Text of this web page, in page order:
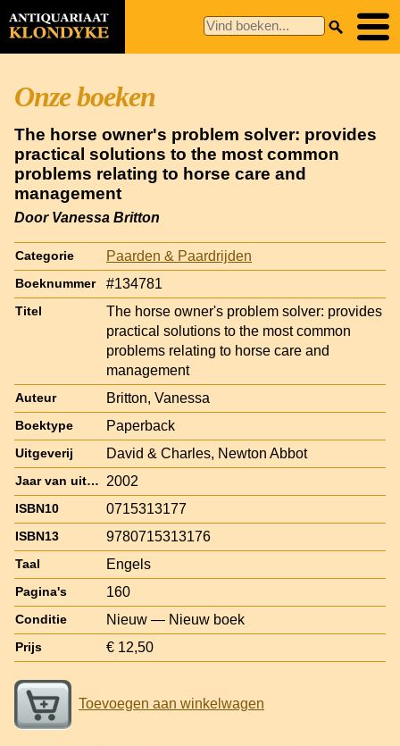
Onze boeken
The horse owner's problem solver: provides
practical solutions to the most common
problems relating to horse care and
management
Door Vanessa Britton
Categorie Paarden & Paardrijden
Boeknummer #134781
Titel
The horse owner's problem solver: provides
practical solutions to the most common
problems relating to horse care and
management
Auteur Britton, Vanessa
Boektype Paperback
Uitgeverij David & Charles, Newton Abbot
Jaar van uitgave 2002
ISBN10 0715313177
ISBN13 9780715313176
Taal Engels
Pagina's 160
Conditie Nieuw — Nieuw boek
Prijs € 12,50
Toevoegen aan winkelwagen